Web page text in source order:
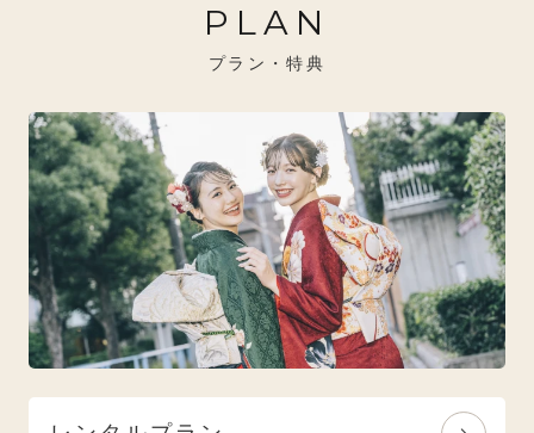
26万円～31万円未満
ナチュラル
ブルべ夏におすすめ
ブルべ冬におすすめ
特選技法
オリジナルブランド
人気モデルブランド
PLAN
プラン・特典